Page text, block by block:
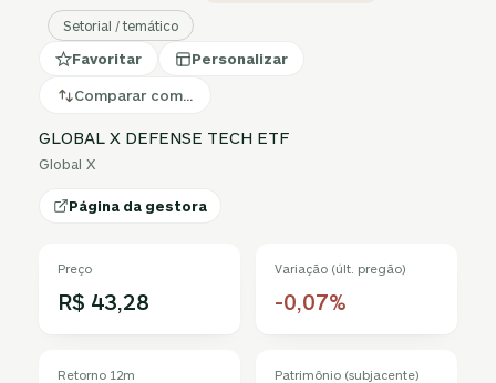
Setorial / temático
Favoritar Personalizar
Comparar com…
GLOBAL X DEFENSE TECH ETF
Global X
Página da gestora
Preço
R$ 43,28
Variação (últ. pregão)
-0,07%
Retorno 12m Patrimônio (subjacente)